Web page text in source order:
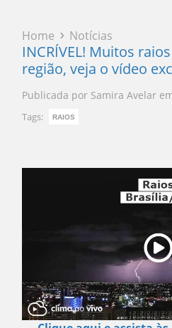
Home Notícias
INCRÍVEL! Muitos
região, veja o vídeo
Publicada por Samira Avelar
Tags: RAIOS